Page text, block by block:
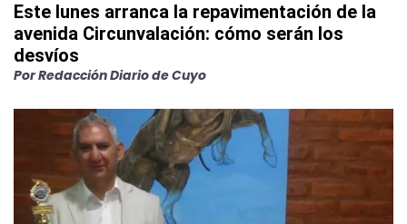
Este lunes arranca la repavimentación de la
avenida Circunvalación: cómo serán los
desvíos
PorRedacción Diario de Cuyo